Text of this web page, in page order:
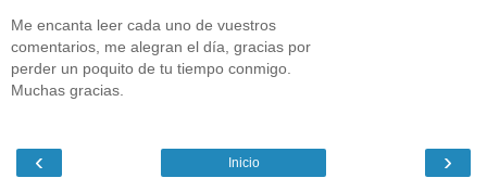
Me encanta leer cada uno de vuestros
comentarios, me alegran el día, gracias por
perder un poquito de tu tiempo conmigo.
Muchas gracias.
‹ ›
Inicio